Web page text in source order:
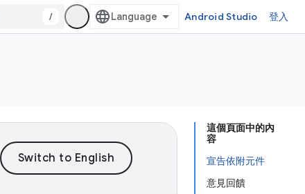
/ Android Studio 登入
這個頁面中的內
容
宣告依附元件
意見回饋